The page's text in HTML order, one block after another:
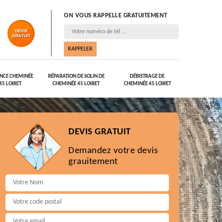
ON VOUS RAPPELLE GRATUITEMENT
CHEMINÉE
LOIRET
RÉPARATION DE SOLIN DE
CHEMINÉE 45 LOIRET
DÉBISTRAGE DE
CHEMINÉE 45 LOIRET
DEVIS GRATUIT
Demandez votre devis
grauitement